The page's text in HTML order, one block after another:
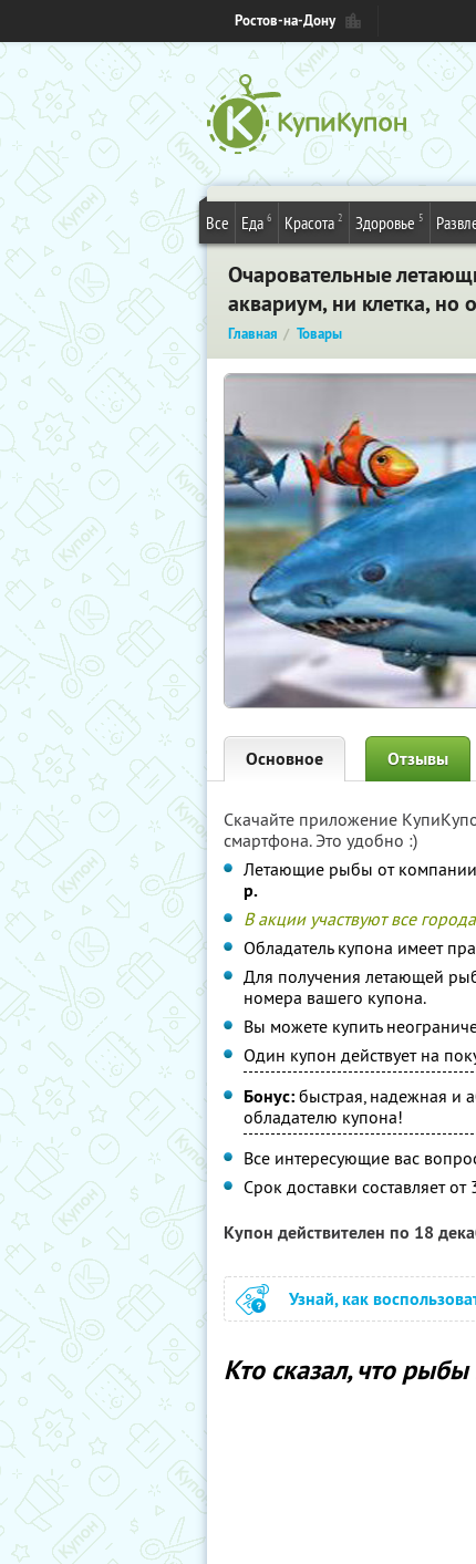
Ростов-на-Дону
Все Еда 6 Красота 2 Здоровье 5
Очаровательные
аквариум, ни клетка, но
Главная Товары
Основное Отзывы
Скачайте приложение
смартфона. Это удобно :)
Летающие рыбы от компании
р.
В акции участвуют все
Обладатель купона имеет
Для получения летающей
номера вашего купона.
Вы можете купить
Один купон действует на
Бонус: быстрая, надежная и
обладателю купона!
Все интересующие вас
Срок доставки составляет
Купон действителен по 18
Узнай, как
Кто сказал, что